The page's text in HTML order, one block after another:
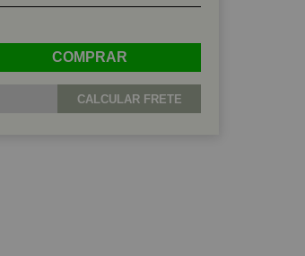
COMPRAR
CALCULAR FRETE